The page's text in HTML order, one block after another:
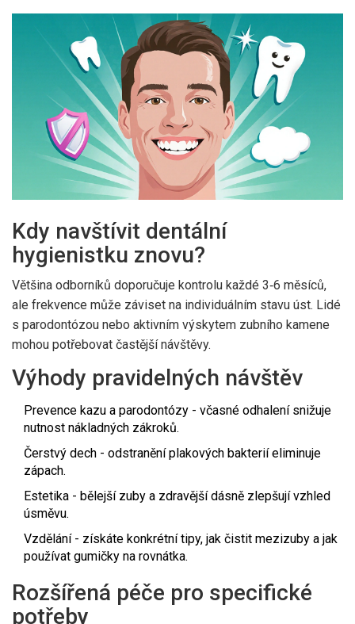
Kdy navštívit dentální
hygienistku znovu?
Většina odborníků doporučuje kontrolu každé 3‑6 měsíců,
ale frekvence může záviset na individuálním stavu úst. Lidé
s parodontózou nebo aktivním výskytem zubního kamene
mohou potřebovat častější návštěvy.
Výhody pravidelných návštěv
Prevence kazu a parodontózy - včasné odhalení snižuje
nutnost nákladných zákroků.
Čerstvý dech - odstranění plakových bakterií eliminuje
zápach.
Estetika - bělejší zuby a zdravější dásně zlepšují vzhled
úsměvu.
Vzdělání - získáte konkrétní tipy, jak čistit mezizuby a jak
používat gumičky na rovnátka.
Rozšířená péče pro specifické
potřeby